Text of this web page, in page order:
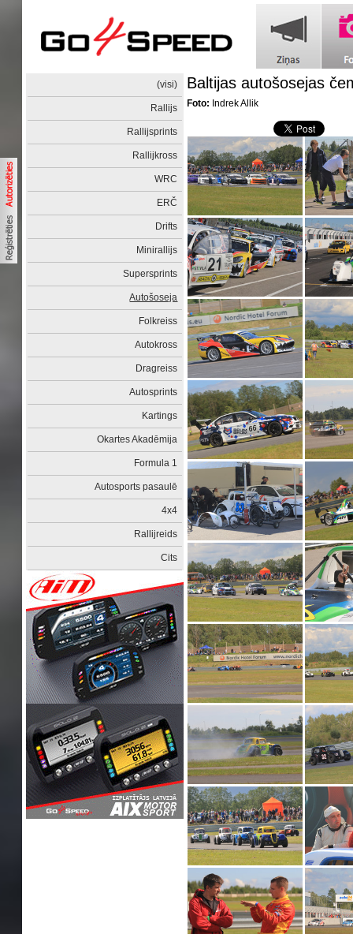
(visi)
Rallijs
Rallijsprints
Rallijkross
WRC
ERČ
Drifts
Minirallijs
Supersprints
Autošoseja
Folkreiss
Autokross
Dragreiss
Autosprints
Kartings
Okartes Akadēmija
Formula 1
Autosports pasaulē
4x4
Rallijreids
Cits
Baltijas autošosejas
Foto: Indrek Allik